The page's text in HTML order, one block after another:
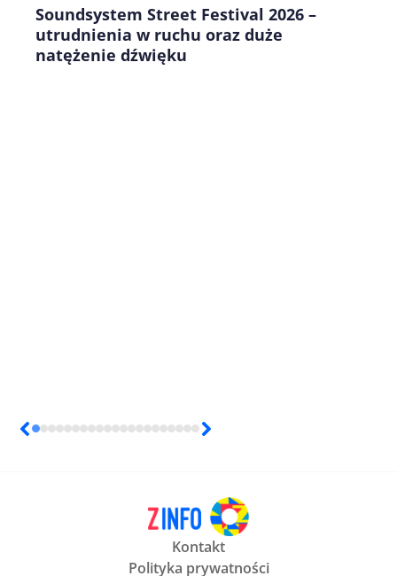
Soundsystem Street Festival 2026 –
utrudnienia w ruchu oraz duże
natężenie dźwięku
Kontakt
Polityka prywatności